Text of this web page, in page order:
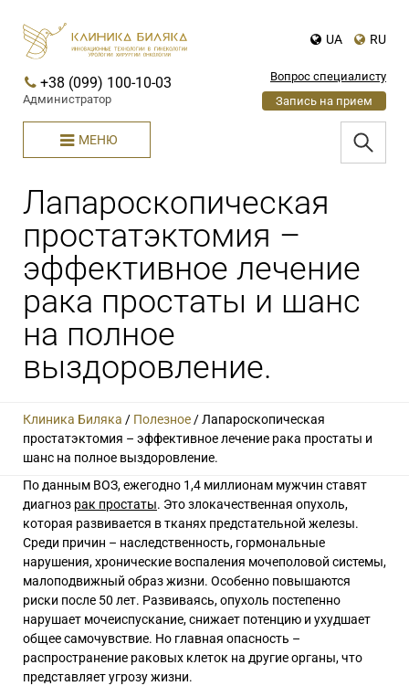
UA RU
+38 (099) 100-10-03
Администратор
Вопрос специалисту
Запись на прием
МЕНЮ
Лапароскопическая
простатэктомия –
эффективное лечение
рака простаты и шанс
на полное
выздоровление.
Клиника Биляка / Полезное/Лапароскопическая
простатэктомия – эффективное лечение рака простаты и
шанс на полное выздоровление.
По данным ВОЗ, ежегодно 1,4 миллионам мужчин ставят
диагноз рак простаты. Это злокачественная опухоль,
которая развивается в тканях предстательной железы.
Среди причин – наследственность, гормональные
нарушения, хронические воспаления мочеполовой системы,
малоподвижный образ жизни. Особенно повышаются
риски после 50 лет. Развиваясь, опухоль постепенно
нарушает мочеиспускание, снижает потенцию и ухудшает
общее самочувствие. Но главная опасность –
распространение раковых клеток на другие органы, что
представляет угрозу жизни.